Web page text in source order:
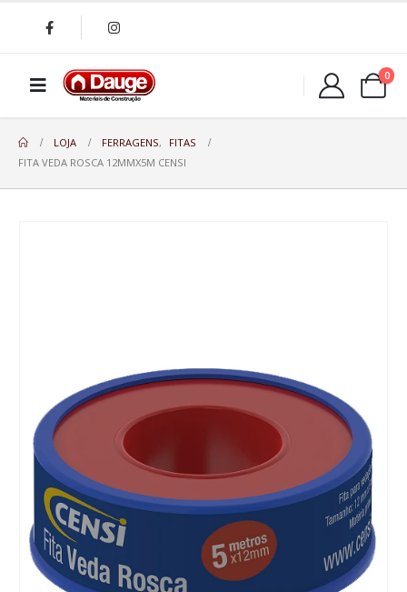
0
LOJA FERRAGENS,
FITAS
FITA VEDA ROSCA 12MMX5M CENSI